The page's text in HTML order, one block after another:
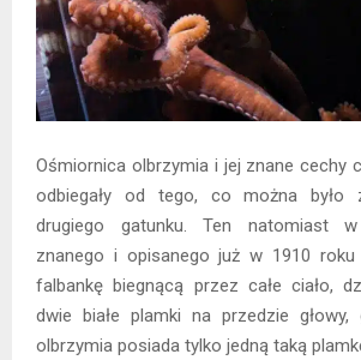
Ośmiornica olbrzymia i jej znane cechy
odbiegały od tego, co można było
drugiego gatunku. Ten natomiast
znanego i opisanego już w 1910 roku
falbankę biegnącą przez całe ciało,
dwie białe plamki na przedzie
olbrzymia posiada tylko jedną taką